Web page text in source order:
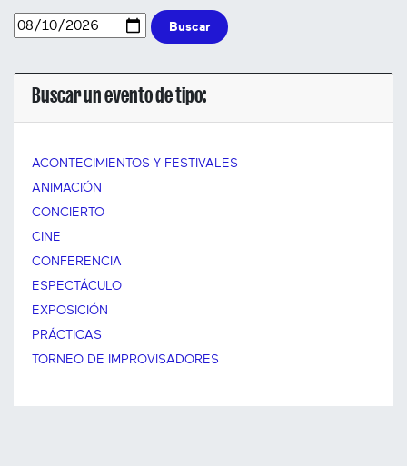
Buscar
Buscar un evento de tipo:
ACONTECIMIENTOS Y FESTIVALES
ANIMACIÓN
CONCIERTO
CINE
CONFERENCIA
ESPECTÁCULO
EXPOSICIÓN
PRÁCTICAS
TORNEO DE IMPROVISADORES